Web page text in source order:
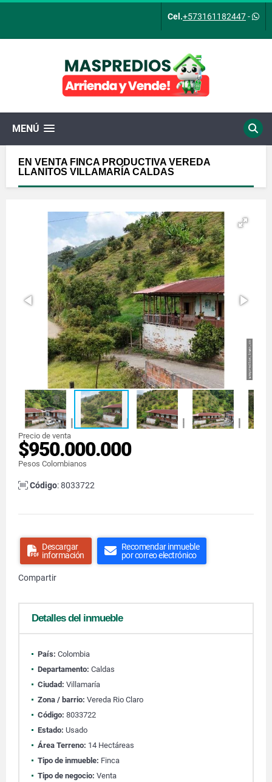
Cel.+573161182447-
MENÚ
EN VENTA FINCA PRODUCTIVA VEREDA
LLANITOS VILLAMARÍA CALDAS
Precio de venta
$950.000.000
Pesos Colombianos
Código: 8033722
Descargar
información
Recomendar inmueble
por correo electrónico
Compartir
Detalles del inmueble
País: Colombia
Departamento: Caldas
Ciudad: Villamaría
Zona / barrio: Vereda Rio Claro
Código: 8033722
Estado: Usado
Área Terreno: 14 Hectáreas
Tipo de inmueble: Finca
Tipo de negocio: Venta